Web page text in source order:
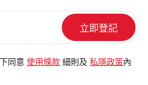
同意 使用條款 細則及 私隱政策 內